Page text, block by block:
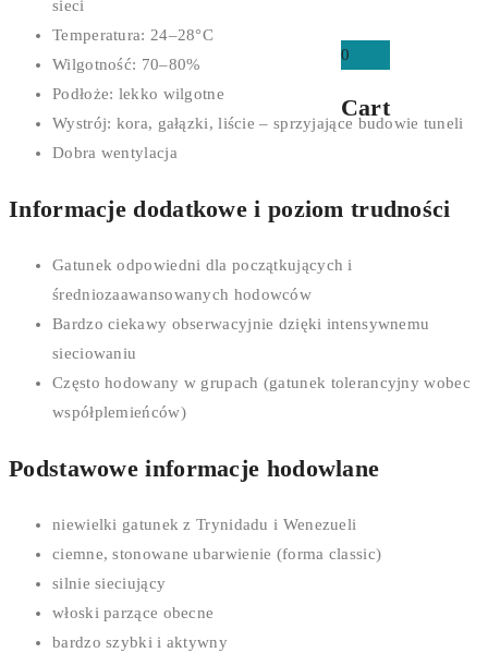
0
Cart
sieci
Temperatura: 24–28°C
Wilgotność: 70–80%
Podłoże: lekko wilgotne
Wystrój: kora, gałązki, liście – sprzyjające budowie tuneli
Dobra wentylacja
Informacje dodatkowe i poziom trudności
Gatunek odpowiedni dla początkujących i
średniozaawansowanych hodowców
Bardzo ciekawy obserwacyjnie dzięki intensywnemu
sieciowaniu
Często hodowany w grupach (gatunek tolerancyjny wobec
współplemieńców)
Podstawowe informacje hodowlane
niewielki gatunek z Trynidadu i Wenezueli
ciemne, stonowane ubarwienie (forma classic)
silnie sieciujący
włoski parzące obecne
bardzo szybki i aktywny